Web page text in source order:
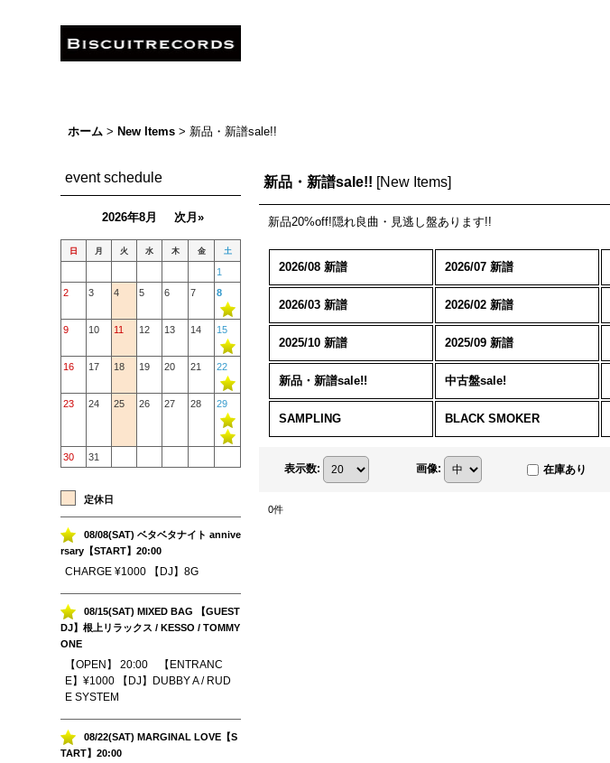
ホーム > New Items > 新品・新譜sale!!
event schedule
2026年8月 次月»
日 月 火 水 木 金 土
1
2
3 4 5 6 7 8
9 10 11 12 13 14 15
16 17 18 19 20 21 22
23 24 25 26 27 28 29
30 31
定休日
08/08(SAT) ベタベタナイト annive
rsary【START】20:00
CHARGE ¥1000 【DJ】8G
08/15(SAT) MIXED BAG 【GUEST
DJ】根上リラックス / KESSO / TOMMY
ONE
【OPEN】 20:00 【ENTRANC
E】¥1000 【DJ】DUBBY A / RUD
E SYSTEM
08/22(SAT) MARGINAL LOVE【S
TART】20:00
新品・新譜sale!! [New Items]
新品20%off!隠れ良曲・見逃し盤あります!!
2026/08 新譜 2026/07 新譜
2026/03 新譜 2026/02 新譜
2025/10 新譜 2025/09 新譜
新品・新譜sale!! 中古盤sale!
SAMPLING BLACK SMOKER
表示数: 画像: 在庫あり
0件